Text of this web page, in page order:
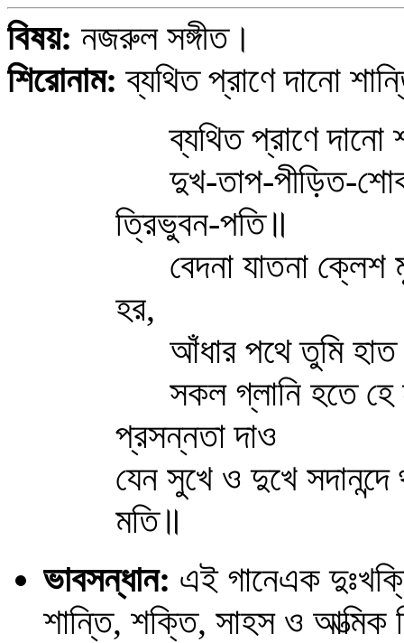
বিষয়: নজরুল সঙ্গীত।
শিরোনাম:ব্যথিত প্রাণে দানো
ব্যথিত প্রাণে দানো
দুখ-তাপ-পীড়িত-
ত্রিভুবন-পতি॥
বেদনা যাতনা ক্লেশ
হর,
আঁধার পথে তুমি হাত
সকল গ্লানি হতে হে
প্রসন্নতা দাও
যেন সুখে ও দুখে
মতি॥
ভাবসন্ধান: এই গানেএক
শান্তি, শক্তি, সাহস ও আত্মিক